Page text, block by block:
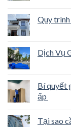
Quy trình
Dịch Vụ
Bí quyết
ấp
Tại sao